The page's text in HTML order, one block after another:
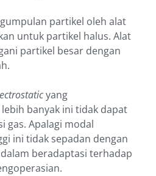
partikel oleh alat
untuk partikel halus. Alat
partikel besar dengan
yang
banyak ini tidak dapat
gas. Apalagi modal
ini tidak sepadan dengan
beradaptasi terhadap